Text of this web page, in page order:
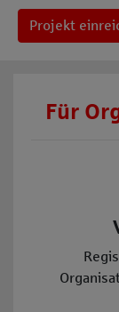
Projekt
Für